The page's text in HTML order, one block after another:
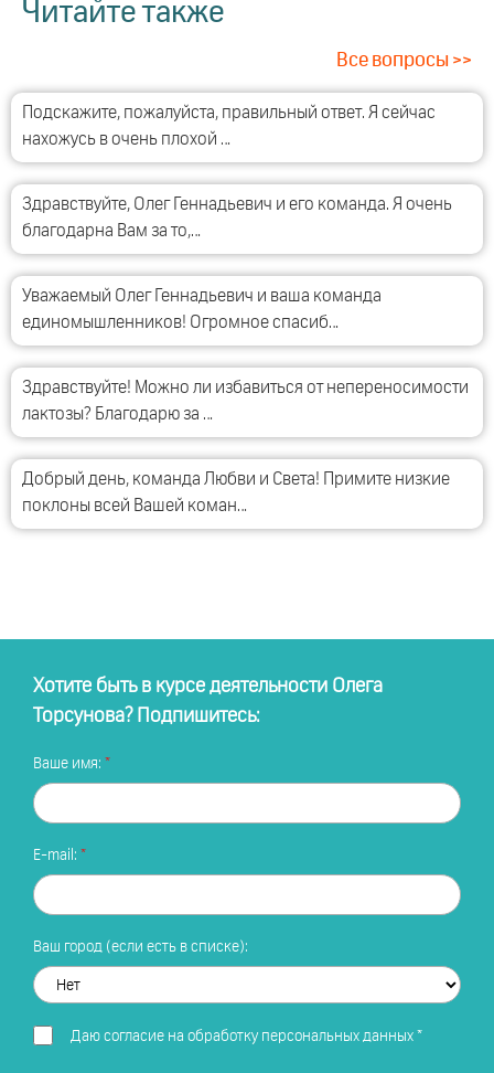
Читайте также
Все вопросы >>
Подскажите, пожалуйста, правильный ответ. Я сейчас
нахожусь в очень плохой …
Здравствуйте, Олег Геннадьевич и его команда. Я очень
благодарна Вам за то,…
Уважаемый Олег Геннадьевич и ваша команда
единомышленников! Огромное спасиб…
Здравствуйте! Можно ли избавиться от непереносимости
лактозы? Благодарю за …
Добрый день, команда Любви и Света! Примите низкие
поклоны всей Вашей коман…
Хотите быть в курсе деятельности Олега
Торсунова? Подпишитесь:
Ваше имя:
E-mail:
Ваш город (если есть в списке):
Даю согласие на обработку персональных данных*